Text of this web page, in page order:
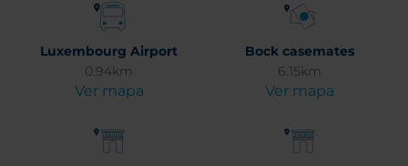
Luxembourg Airport
0.94km
Ver mapa
Bock casemates
6.15km
Ver mapa